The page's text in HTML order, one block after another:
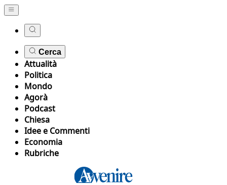
Cerca
Attualità
Politica
Mondo
Agorà
Podcast
Chiesa
Idee e Commenti
Economia
Rubriche